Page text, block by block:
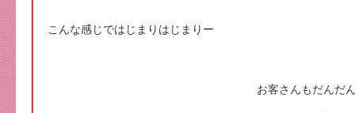
こんな感じではじまりはじまりー
お客さんもだんだ